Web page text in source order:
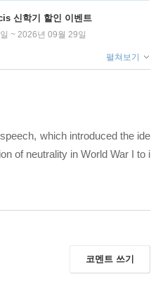
신학기 할인 이벤트
~ 2026년 09월 29일
펼쳐보기
which introduced the ide
of neutrality in World War I to i
코멘트 쓰기